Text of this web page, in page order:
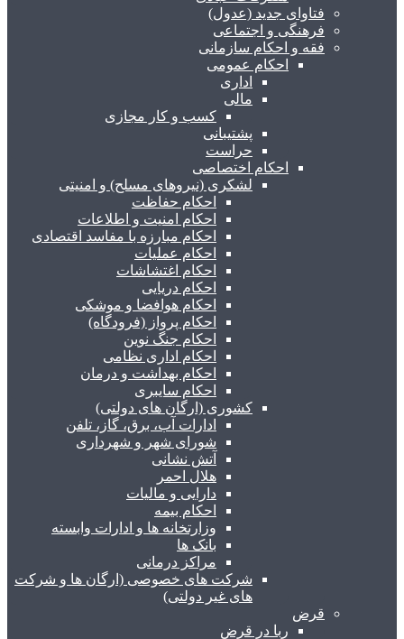
فتاوای جدید (عدول)
فرهنگی و اجتماعی
فقه و احکام سازمانی
احکام عمومی
اداری
مالی
کسب و کار مجازی
پشتیبانی
حراست
احکام اختصاصی
لشکری (نیروهای مسلح) و امنیتی
احکام حفاظت
احکام امنیت و اطلاعات
احکام مبارزه با مفاسد اقتصادی
احکام عملیات
احکام اغتشاشات
احکام دریایی
احکام هوافضا و موشکی
احکام پرواز (فرودگاه)
احکام جنگ نوین
احکام اداری نظامی
احکام بهداشت و درمان
احکام سایبری
کشوری (ارگان های دولتی)
ادارات آب، برق، گاز، تلفن
شورای شهر و شهرداری
آتش نشانی
هلال احمر
دارایی و مالیات
احکام بیمه
وزارتخانه ها و ادارات وابسته
بانک ها
مراکز درمانی
شرکت های خصوصی (ارگان ها و شرکت
های غیر دولتی)
قرض
ربا در قرض